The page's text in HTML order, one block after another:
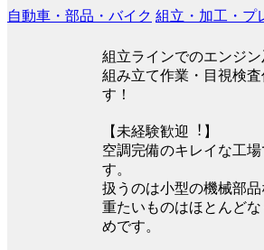
自動車・部品・バイク 組立・加工・プ
組立ラインでのエンジ
組み立て作業・目視検
す！
【未経験歓迎︕】
空調完備のキレイな⼯
す。
扱うのは⼩型の機械部品
重たいものはほとんど
めです。